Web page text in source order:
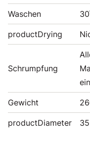
Waschen
productDrying
Schrumpfung
Gewicht
productDiameter 35